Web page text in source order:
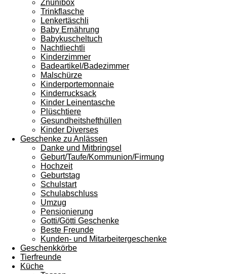
Znünibox
Trinkflasche
Lenkertäschli
Baby Ernährung
Babykuscheltuch
Nachtliechtli
Kinderzimmer
Badeartikel/Badezimmer
Malschürze
Kinderportemonnaie
Kinderrucksack
Kinder Leinentasche
Plüschtiere
Gesundheitshefthüllen
Kinder Diverses
Geschenke zu Anlässen
Danke und Mitbringsel
Geburt/Taufe/Kommunion/Firmung
Hochzeit
Geburtstag
Schulstart
Schulabschluss
Umzug
Pensionierung
Gotti/Götti Geschenke
Beste Freunde
Kunden- und Mitarbeitergeschenke
Geschenkkörbe
Tierfreunde
Küche